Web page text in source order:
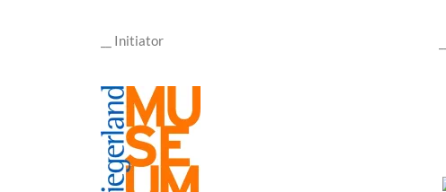
__ Initiator